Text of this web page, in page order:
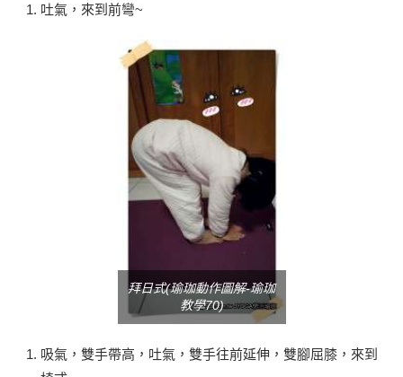
吐氣，來到前彎~
拜日式(瑜珈動作圖解-瑜珈
教學70)
吸氣，雙手帶高，吐氣，雙手往前延伸，雙腳屈膝，來到